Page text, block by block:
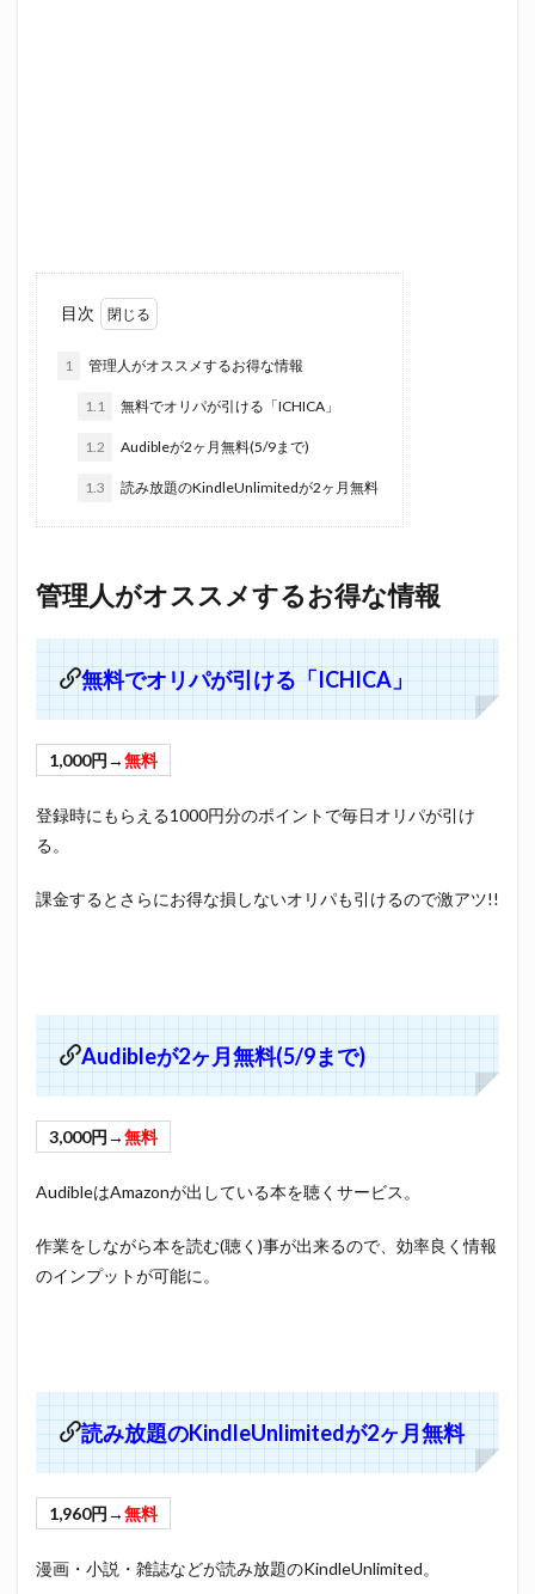
目次
1 管理人がオススメするお得な情報
1.1 無料でオリパが引ける「ICHICA」
1.2 Audibleが2ヶ月無料(5/9まで)
1.3 読み放題のKindleUnlimitedが2ヶ月無料
管理人がオススメするお得な情報
無料でオリパが引ける「ICHICA」
1,000円→無料
登録時にもらえる1000円分のポイントで毎日オリパが引け
る。
課金するとさらにお得な損しないオリパも引けるので激アツ!!
Audibleが2ヶ月無料(5/9まで)
3,000円→無料
AudibleはAmazonが出している本を聴くサービス。
作業をしながら本を読む(聴く)事が出来るので、効率良く情報
のインプットが可能に。
読み放題のKindleUnlimitedが2ヶ月無料
1,960円→無料
漫画・小説・雑誌などが読み放題のKindleUnlimited。